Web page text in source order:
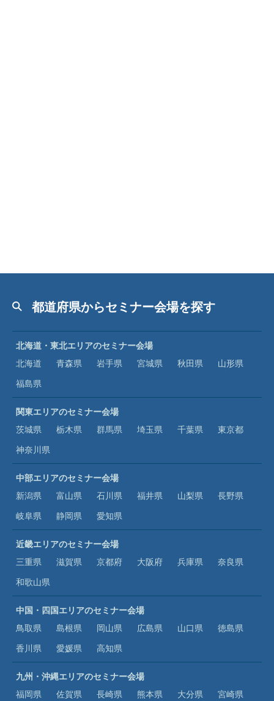
都道府県からセミナー会場を探す
北海道・東北エリアのセミナー会場
北海道
青森県 岩手県 宮城県 秋田県
山形県
福島県
関東エリアのセミナー会場
茨城県
栃木県 群馬県 埼玉県 千葉県
東京都
神奈川県
中部エリアのセミナー会場
新潟県
富山県 石川県 福井県 山梨県
長野県
岐阜県
静岡県 愛知県
近畿エリアのセミナー会場
三重県
滋賀県 京都府 大阪府 兵庫県
奈良県
和歌山県
中国・四国エリアのセミナー会場
鳥取県
島根県 岡山県 広島県 山口県
徳島県
香川県
愛媛県 高知県
九州・沖縄エリアのセミナー会場
福岡県
佐賀県 長崎県 熊本県 大分県
宮崎県